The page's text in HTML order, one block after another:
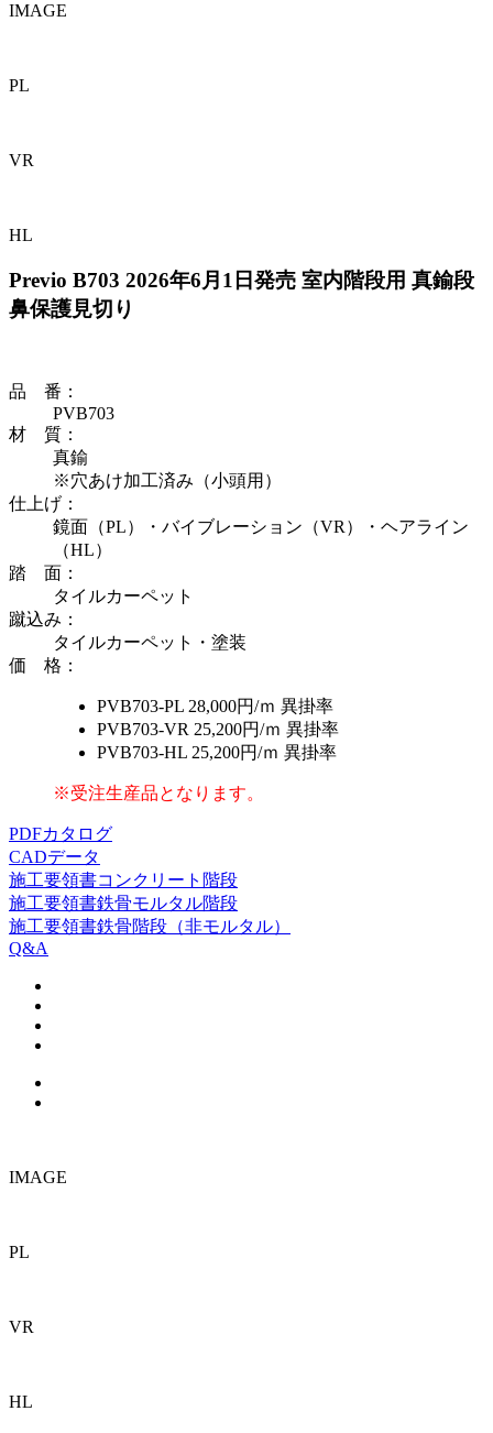
IMAGE
PL
VR
HL
Previo B703 2026年6月1日発売 室内階段用 真鍮段
鼻保護見切り
品 番 ：
PVB703
材 質 ：
真鍮
※穴あけ加工済み（小頭用）
仕上げ ：
鏡面（PL）・バイブレーション（VR）・ヘアライン
（HL）
踏 面 ：
タイルカーペット
蹴込み ：
タイルカーペット・塗装
価 格 ：
PVB703-PL 28,000円/ｍ 異掛率
PVB703-VR 25,200円/ｍ 異掛率
PVB703-HL 25,200円/ｍ 異掛率
※受注生産品となります。
PDFカタログ
CADデータ
施工要領書コンクリート階段
施工要領書鉄骨モルタル階段
施工要領書鉄骨階段（非モルタル）
Q&A
IMAGE
PL
VR
HL